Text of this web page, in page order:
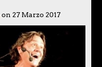
on 27 Marzo 2017